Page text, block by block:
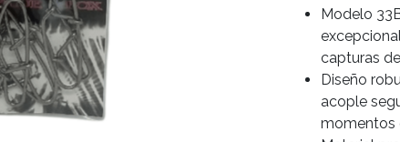
Modelo
capturas
Diseño
acople
momentos